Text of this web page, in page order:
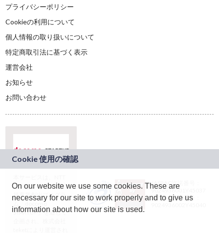
プライバシーポリシー
Cookieの利用について
個人情報の取り扱いについて
特定商取引法に基づく表示
運営会社
お知らせ
お問い合わせ
ドコモグループの新
規事業創出プログラ
ム「docomo
STARTUP」を通じて
JASRAC許諾番号：
9024936001Y45037
JASRAC許諾番号：
On our website we use some cookies. These are
necessary for our site to work properly and to give us
information about how our site is used.